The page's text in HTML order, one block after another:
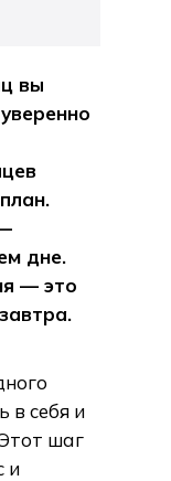
вы
дне.
— это
в себя и
шаг
и